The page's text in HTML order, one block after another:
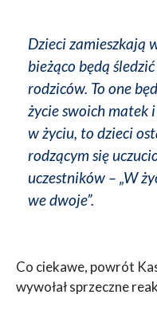
Dzieci zamieszkają
bieżąco będą
rodziców. To one
życie swoich matek
w życiu, to dzieci
rodzącym się
uczestników – „W
we dwoje”.
Co ciekawe, powrót
wywołał sprzeczne